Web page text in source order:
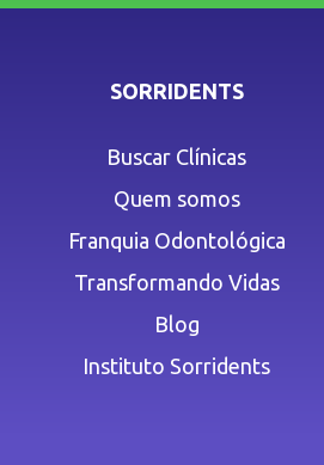
SORRIDENTS
Buscar Clínicas
Quem somos
Franquia Odontológica
Transformando Vidas
Blog
Instituto Sorridents